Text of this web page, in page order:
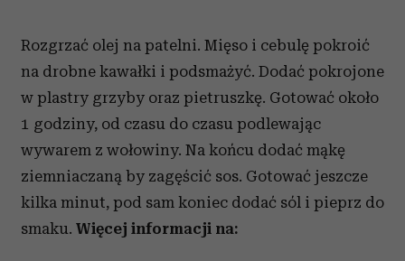
Rozgrzać olej na patelni. Mięso i cebulę pokroić
na drobne kawałki i podsmażyć. Dodać pokrojone
w plastry grzyby oraz pietruszkę. Gotować około
1 godziny, od czasu do czasu podlewając
wywarem z wołowiny. Na końcu dodać mąkę
ziemniaczaną by zagęścić sos. Gotować jeszcze
kilka minut, pod sam koniec dodać sól i pieprz do
smaku. Więcej informacji na: